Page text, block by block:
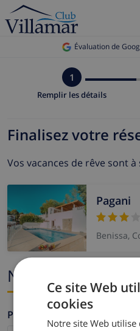
Évaluation de
1
Remplir les détails
Finalisez votre
Vos vacances de rêve sont
Pagani
Benissa,
Nom et adresse e-
Prénom *
Ce site Web
cookies
Notre site Web